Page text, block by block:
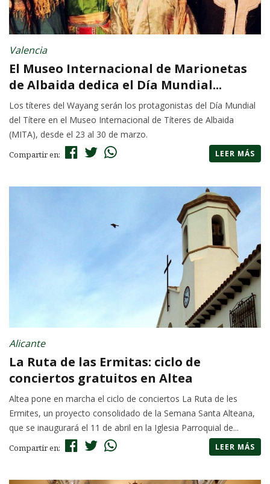
Valencia
El Museo Internacional de Marionetas
de Albaida dedica el Día Mundial...
Los títeres del Wayang serán los protagonistas del Día Mundial
del Títere en el Museo Internacional de Títeres de Albaida
(MITA), desde el 23 al 30 de marzo.
Compartir en: LEER MÁS
Alicante
La Ruta de las Ermitas: ciclo de
conciertos gratuitos en Altea
Altea pone en marcha el ciclo de conciertos La Ruta de les
Ermites, un proyecto consolidado de la Semana Santa Alteana,
que se inaugurará el 11 de abril en la Iglesia Parroquial de...
Compartir en: LEER MÁS